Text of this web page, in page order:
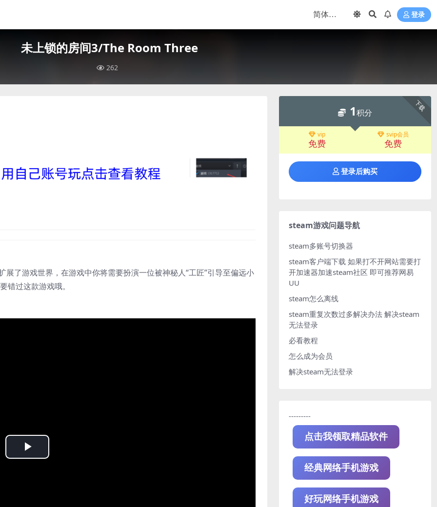
登录
未上锁的房间3/The Room Three
262
了游戏世界，在游戏中你将需要扮演一位被神秘人“工匠”引导至偏远小
错过这款游戏哦。
Play
下载
1积分
vip
免费
svip会员
免费
登录后购买
steam游戏问题导航
steam多账号切换器
steam客户端下载 如果打不开网站需要打
开加速器加速steam社区 即可推荐网易
UU
steam怎么离线
steam重复次数过多解决办法 解决steam
无法登录
必看教程
怎么成为会员
解决steam无法登录
---------
点击我领取精品软件
经典网络手机游戏
好玩网络手机游戏